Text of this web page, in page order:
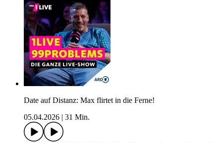
Date auf Distanz: Max flirtet in die Ferne!
05.04.2026
31 Min.